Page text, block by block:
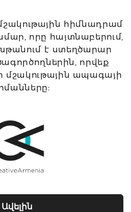
հիմնադրամ
որը հայտնաբերում,
է ստեղծարար
որվեք
մշակութային ապագայի
Ավելին